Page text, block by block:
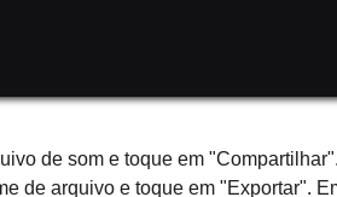
de som e toque em
de arquivo e toque em "Exportar".